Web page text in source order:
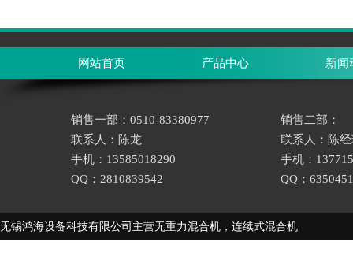
网站首页 产品中心 新闻
销售一部：0510-83380977
联系人：陈龙
手机：13585018290
QQ：2810839542
销售二部：
联系人：陈
手机：
QQ：
无锡鸿海设备科技有限公司主营无重力混合机 ， 连续式混合机